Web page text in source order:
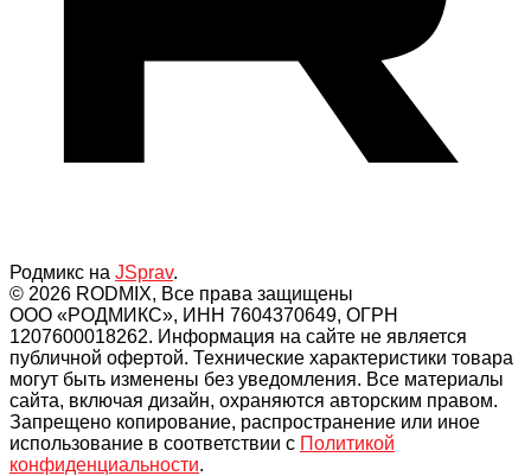
Родмикс на JSprav.
© 2026 RODMIX, Все права защищены
ООО «РОДМИКС», ИНН 7604370649, ОГРН
1207600018262. Информация на сайте не является
публичной офертой. Технические характеристики товара
могут быть изменены без уведомления. Все материалы
сайта, включая дизайн, охраняются авторским правом.
Запрещено копирование, распространение или иное
использование в соответствии с Политикой
конфиденциальности.